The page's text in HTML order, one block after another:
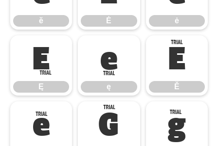
ĕ Ė ė
Ę
Ę
ę
ę
Ě
Ě
ě Ĝ ĝ